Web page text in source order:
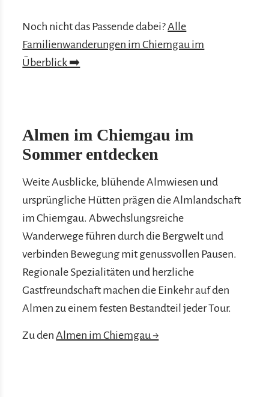
Noch nicht das Passende dabei?Alle
Familienwanderungen im Chiemgau im
Überblick ➡️
Almen im Chiemgau im
Sommer entdecken
Weite Ausblicke, blühende Almwiesen und
ursprüngliche Hütten prägen die Almlandschaft
im Chiemgau. Abwechslungsreiche
Wanderwege führen durch die Bergwelt und
verbinden Bewegung mit genussvollen Pausen.
Regionale Spezialitäten und herzliche
Gastfreundschaft machen die Einkehr auf den
Almen zu einem festen Bestandteil jeder Tour.
Zu denAlmen im Chiemgau →